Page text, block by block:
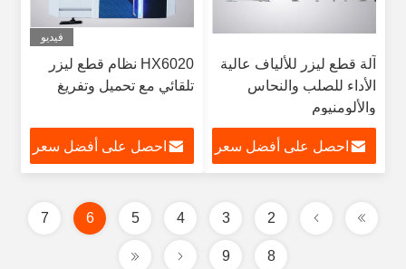
آلة قطع ليزر للألياف عالية
الأداء للصلب والنحاس
والألومنيوم
احصل على أفضل سعر
فيديو
HX6020 نظام قطع ليزر
تلقائي مع تحميل وتفريغ
احصل على أفضل سعر
2
3
4
5
6
7
8
9